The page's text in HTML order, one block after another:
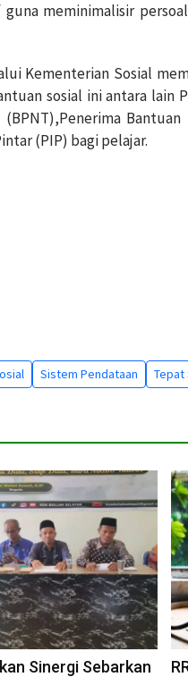
meminimalisir
Kementerian Sosial
sosial ini antara lain
(PIP) bagi pelajar.
Sistem Pendataan Tepat
Sinergi Sebarkan